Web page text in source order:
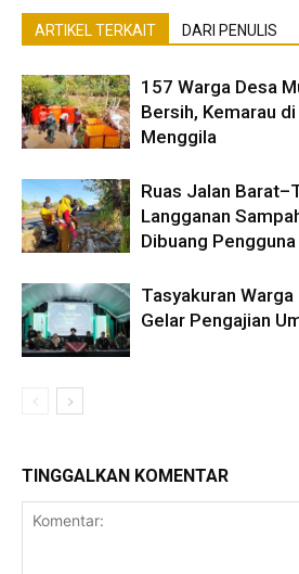
ARTIKEL TERKAIT DARI PENULIS
157 Warga Desa
Bersih, Kemarau
Menggila
Ruas Jalan
Langganan
Dibuang
Tasyakuran
Gelar Pengajian
TINGGALKAN KOMENTAR